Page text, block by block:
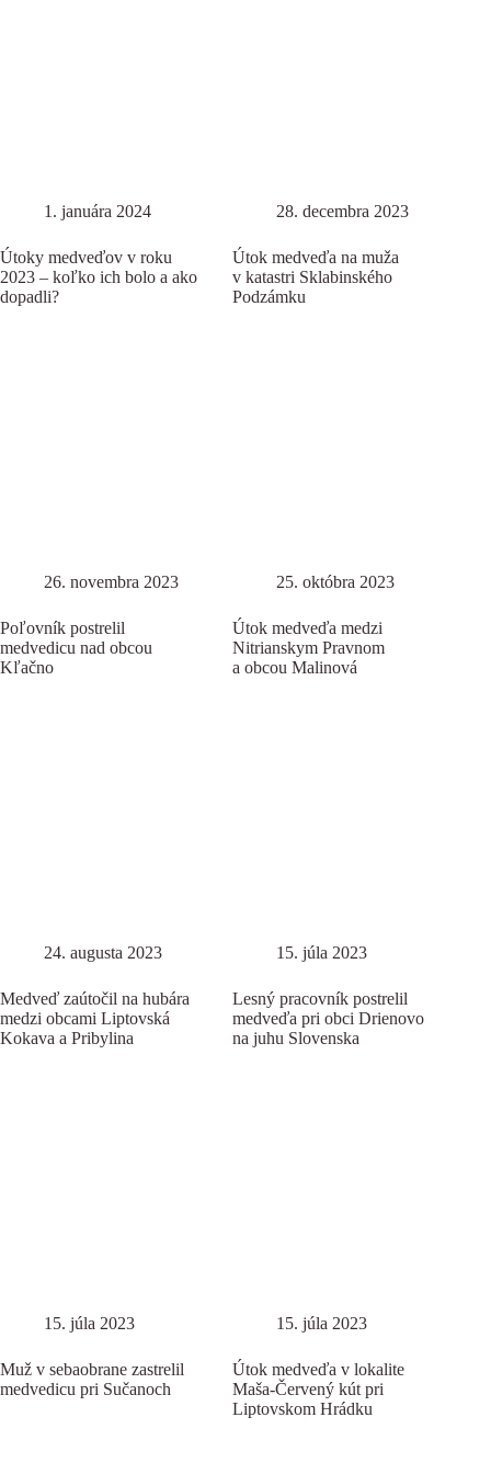
1. januára 2024
Útoky medveďov v roku
2023 – koľko ich bolo a ako
dopadli?
28. decembra 2023
Útok medveďa na muža
v katastri Sklabinského
Podzámku
26. novembra 2023
Poľovník postrelil
medvedicu nad obcou
Kľačno
25. októbra 2023
Útok medveďa medzi
Nitrianskym Pravnom
a obcou Malinová
24. augusta 2023
Medveď zaútočil na hubára
medzi obcami Liptovská
Kokava a Pribylina
15. júla 2023
Lesný pracovník postrelil
medveďa pri obci Drienovo
na juhu Slovenska
15. júla 2023
Muž v sebaobrane zastrelil
medvedicu pri Sučanoch
15. júla 2023
Útok medveďa v lokalite
Maša-Červený kút pri
Liptovskom Hrádku